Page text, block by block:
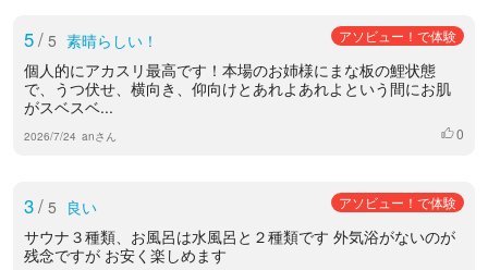
5/ 5 素晴らしい！ アソビュー！で体験
個人的にアカスリ最高です！本場のお姉様にまな板の鯉状態
で、うつ伏せ、横向き、仰向けとあれよあれよという間にお肌
がスベスベ...
2026/7/24 anさん いいね
0
3/ 5 良い アソビュー！で体験
サウナ３種類、お風呂は水風呂と２種類です 外気浴がないのが
残念ですが お安く楽しめます